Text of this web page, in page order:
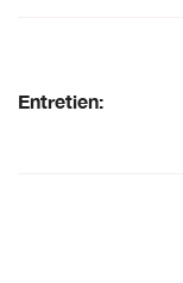
Entretien: